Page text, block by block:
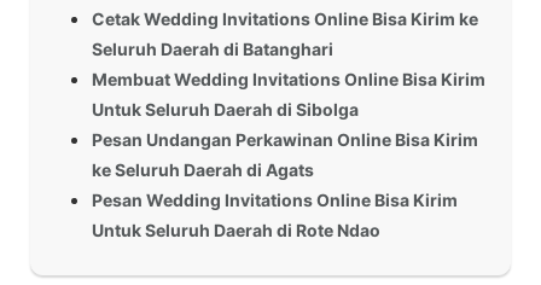
Cetak Wedding Invitations Online Bisa Kirim ke
Seluruh Daerah di Batanghari
Membuat Wedding Invitations Online Bisa Kirim
Untuk Seluruh Daerah di Sibolga
Pesan Undangan Perkawinan Online Bisa Kirim
ke Seluruh Daerah di Agats
Pesan Wedding Invitations Online Bisa Kirim
Untuk Seluruh Daerah di Rote Ndao